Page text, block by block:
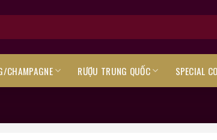
CHAMPAGNE RƯỢU TRUNG QUỐC SPECIAL